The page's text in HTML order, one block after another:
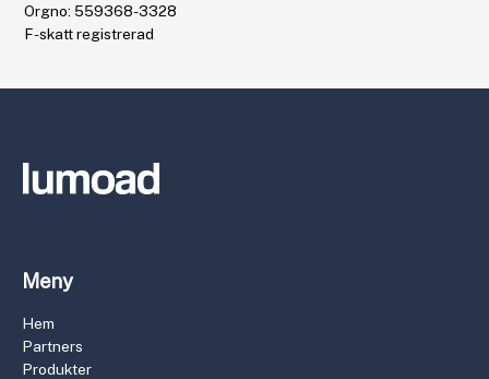
Orgno: 559368-3328
F-skatt registrerad
Meny
Hem
Partners
Produkter